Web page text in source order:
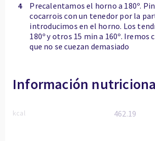
4
Precalentamos el horno a 180º.
cocarrois con un tenedor por la
introducimos en el horno. Los
180º y otros 15 min a 160º.
que no se cuezan demasiado
Información
kcal 462.19